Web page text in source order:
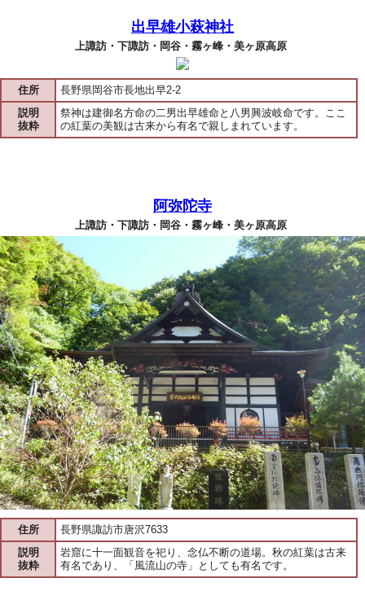
出早雄小萩神社
上諏訪・下諏訪・岡谷・霧ヶ峰・美ヶ原高原
住所
長野県岡谷市長地出早2-2
説明
抜粋
祭神は建御名方命の二男出早雄命と八男興波岐命です。ここ
の紅葉の美観は古来から有名で親しまれています。
阿弥陀寺
上諏訪・下諏訪・岡谷・霧ヶ峰・美ヶ原高原
住所
長野県諏訪市唐沢7633
説明
抜粋
岩窟に十一面観音を祀り、念仏不断の道場。秋の紅葉は古来
有名であり、「風流山の寺」としても有名です。